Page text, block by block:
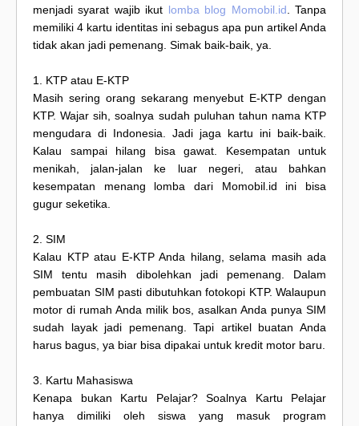
menjadi syarat wajib ikut lomba blog Momobil.id . Tanpa
memiliki 4 kartu identitas ini sebagus apa pun artikel Anda
tidak akan jadi pemenang. Simak baik-baik, ya.
1. KTP atau E-KTP
Masih sering orang sekarang menyebut E-KTP dengan
KTP. Wajar sih, soalnya sudah puluhan tahun nama KTP
mengudara di Indonesia. Jadi jaga kartu ini baik-baik.
Kalau sampai hilang bisa gawat. Kesempatan untuk
menikah, jalan-jalan ke luar negeri, atau bahkan
kesempatan menang lomba dari Momobil.id ini bisa
gugur seketika.
2. SIM
Kalau KTP atau E-KTP Anda hilang, selama masih ada
SIM tentu masih dibolehkan jadi pemenang. Dalam
pembuatan SIM pasti dibutuhkan fotokopi KTP. Walaupun
motor di rumah Anda milik bos, asalkan Anda punya SIM
sudah layak jadi pemenang. Tapi artikel buatan Anda
harus bagus, ya biar bisa dipakai untuk kredit motor baru.
3. Kartu Mahasiswa
Kenapa bukan Kartu Pelajar? Soalnya Kartu Pelajar
hanya dimiliki oleh siswa yang masuk program